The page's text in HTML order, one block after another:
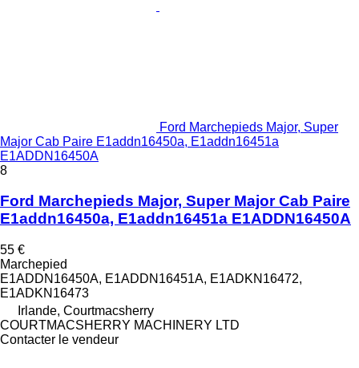
Ford Marchepieds Major, Super
Major Cab Paire E1addn16450a, E1addn16451a
E1ADDN16450A
8
Ford Marchepieds Major, Super Major Cab Paire
E1addn16450a, E1addn16451a E1ADDN16450A
55 €
Marchepied
E1ADDN16450A, E1ADDN16451A, E1ADKN16472,
E1ADKN16473
Irlande, Courtmacsherry
COURTMACSHERRY MACHINERY LTD
Contacter le vendeur